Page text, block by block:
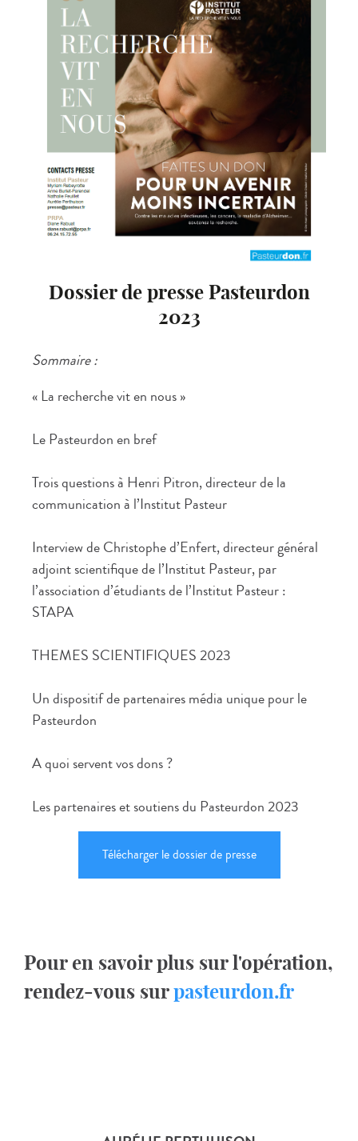
Dossier de presse Pasteurdon
2023
Sommaire :
« La recherche vit en nous »
Le Pasteurdon en bref
Trois questions à Henri Pitron, directeur de la
communication à l’Institut Pasteur
Interview de Christophe d’Enfert, directeur général
adjoint scientifique de l’Institut Pasteur, par
l’association d’étudiants de l’Institut Pasteur :
STAPA
THEMES SCIENTIFIQUES 2023
Un dispositif de partenaires média unique pour le
Pasteurdon
A quoi servent vos dons ?
Les partenaires et soutiens du Pasteurdon 2023
Télécharger le dossier de presse
Pour en savoir plus sur l'opération,
rendez-vous surpasteurdon.fr